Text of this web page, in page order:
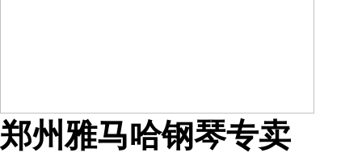
郑州雅马哈钢琴专卖